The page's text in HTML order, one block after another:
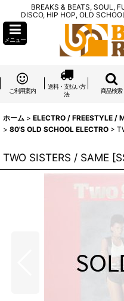
BREAKS & BEATS, SOUL,
DISCO, HIP HOP, OLD
メニュー
ご利用案内
送料・支払い方
法
商品検索
ホーム > ELECTRO / FREESTYLE /
> 80'S OLD SCHOOL ELECTRO >
TWO SISTERS / SAME [